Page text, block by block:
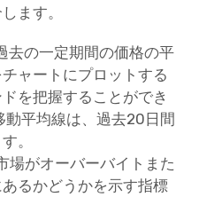
ます。
去の一定期間の価格の平
ャートにプロットする
を把握することができ
動平均線は、過去20日間
。
場がオーバーバイトまた
るかどうかを示す指標